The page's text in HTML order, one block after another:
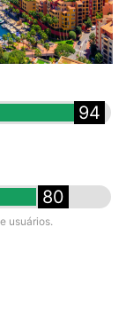
94
80
usuários.